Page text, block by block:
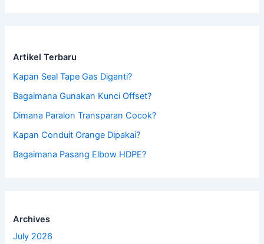
Artikel Terbaru
Kapan Seal Tape Gas Diganti?
Bagaimana Gunakan Kunci Offset?
Dimana Paralon Transparan Cocok?
Kapan Conduit Orange Dipakai?
Bagaimana Pasang Elbow HDPE?
Archives
July 2026